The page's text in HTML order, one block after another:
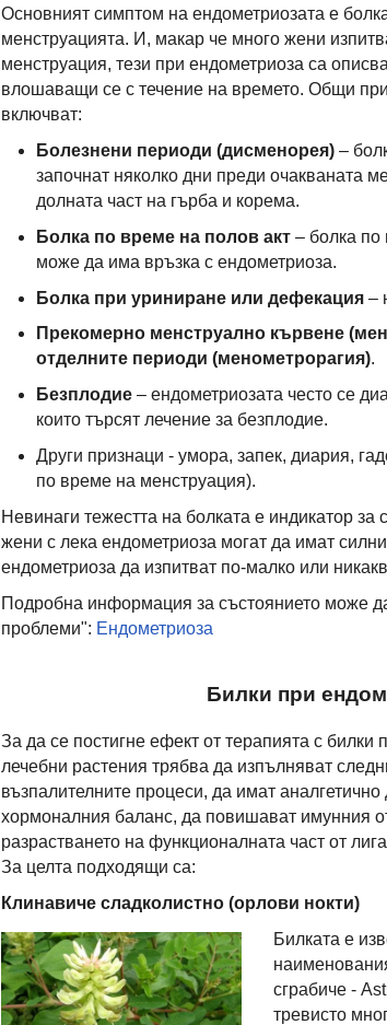
Основният симптом на ендометриозата е
менструацията. И, макар че много жени
менструация, тези при ендометриоза са
влошаващи се с течение на времето. Общи
включват:
Болезнени периоди (дисменорея)–
започнат няколко дни преди очакваната
долната част на гърба и корема.
Болка по време на полов акт– болка по
може да има връзка с ендометриоза.
Болка при уриниране или дефекация–
Прекомерно менструално кървене
отделните периоди (менометрорагия).
Безплодие– ендометриозата често се
които търсят лечение за безплодие.
Други признаци - умора, запек, диария,
по време на менструация).
Невинаги тежестта на болката е индикатор за
жени с лека ендометриоза могат да имат
ендометриоза да изпитват по-малко или
Подробна информация за състоянието може
проблеми": Ендометриоза
Билки при
За да се постигне ефект от терапията с билки
лечебни растения трябва да изпълняват
възпалителните процеси, да имат
хормоналния баланс, да повишават имунния
разрастването на функционалната част от
За целта подходящи са:
Клинавиче сладколистно (орлови нокти)
Билката е
сграбиче -
тревисто